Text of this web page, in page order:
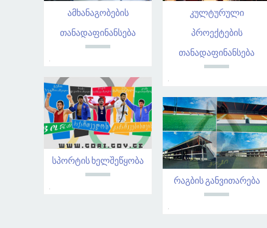
ამხანაგობების
თანადაფინანსება
კულტურული
პროექტების
თანადაფინანსება
სპორტის ხელშეწყობა
რაგბის განვითარება